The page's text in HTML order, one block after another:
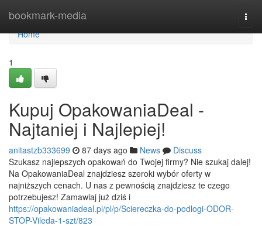
bookmark-media
Home
Home
1
Kupuj OpakowaniaDeal -
Najtaniej i Najlepiej!
anitastzb333699 87 days ago News
Discuss
Szukasz najlepszych opakowań do Twojej firmy? Nie szukaj dalej!
Na OpakowaniaDeal znajdziesz szeroki wybór oferty w
najniższych cenach. U nas z pewnością znajdziesz te czego
potrzebujesz! Zamawiaj już dziś i
https://opakowaniadeal.pl/pl/p/Sciereczka-do-podlogi-ODOR-
STOP-Vileda-1-szt/823